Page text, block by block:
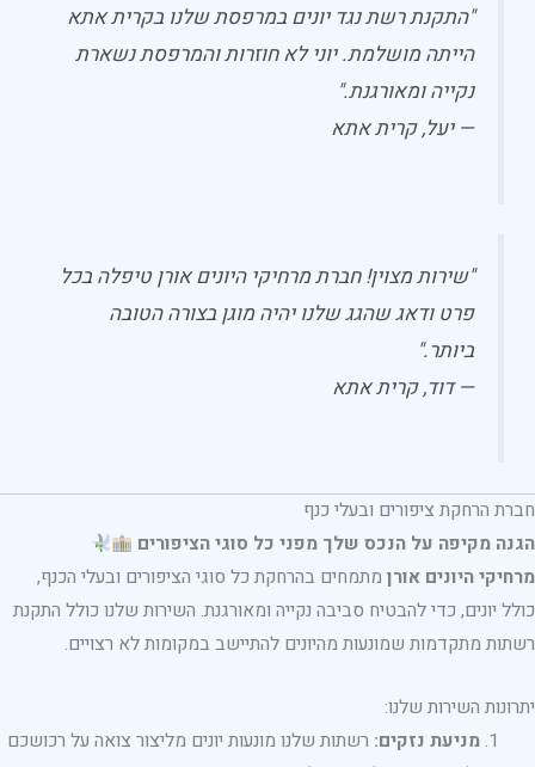
"התקנת רשת נגד יונים במרפסת שלנו בקרית אתא
הייתה מושלמת. יוני לא חוזרות והמרפסת נשארת
נקייה ומאורגנת."
— יעל, קרית אתא
"שירות מצוין! חברת מרחיקי היונים אורן טיפלה בכל
פרט ודאג שהגג שלנו יהיה מוגן בצורה הטובה
ביותר."
— דוד, קרית אתא
חברת הרחקת ציפורים ובעלי כנף
הגנה מקיפה על הנכס שלך מפני כל סוגי הציפורים
מרחיקי היונים אורן מתמחים בהרחקת כל סוגי הציפורים ובעלי הכנף,
כולל יונים, כדי להבטיח סביבה נקייה ומאורגנת. השירות שלנו כולל התקנת
רשתות מתקדמות שמונעות מהיונים להתיישב במקומות לא רצויים.
יתרונות השירות שלנו:
מניעת נזקים: רשתות שלנו מונעות יונים מליצור צואה על רכושכם